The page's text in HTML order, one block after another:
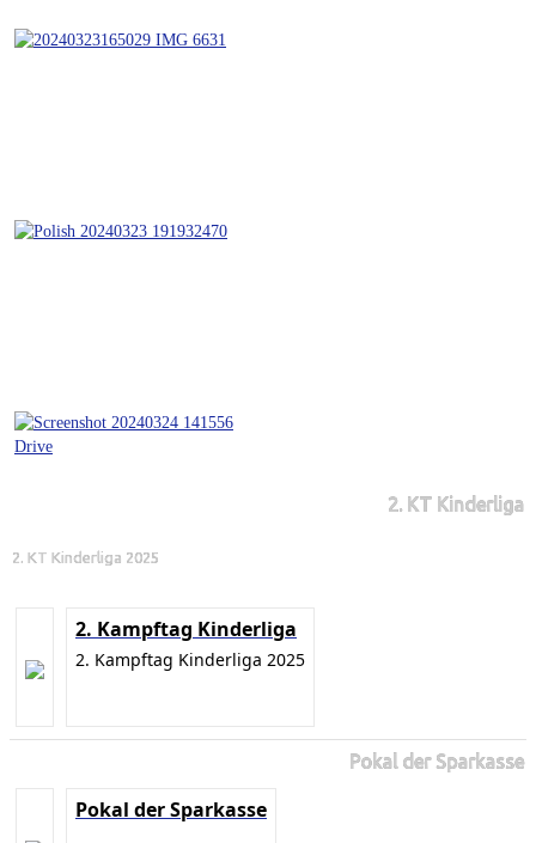
2. KT Kinderliga
2. KT Kinderliga 2025
2. Kampftag Kinderliga
2. Kampftag Kinderliga 2025
Pokal der Sparkasse
Pokal der Sparkasse